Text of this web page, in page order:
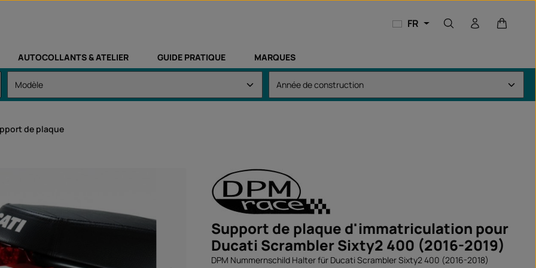
FR Le
AUTOCOLLANTS & ATELIER GUIDE PRATIQUE MARQUES
de plaque
Support de plaque d'immatriculation pour
Ducati Scrambler Sixty2 400 (2016-2019)
DPM Nummernschild Halter für Ducati Scrambler Sixty2 400 (2016-2018)